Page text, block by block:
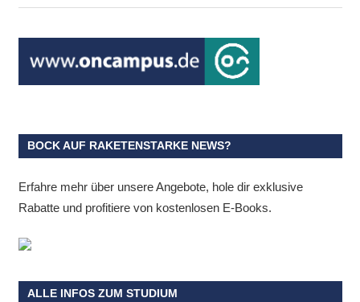
Beitrag:
BOCK AUF RAKETENSTARKE NEWS?
Erfahre mehr über unsere Angebote, hole dir exklusive
Rabatte und profitiere von kostenlosen E-Books.
ALLE INFOS ZUM STUDIUM